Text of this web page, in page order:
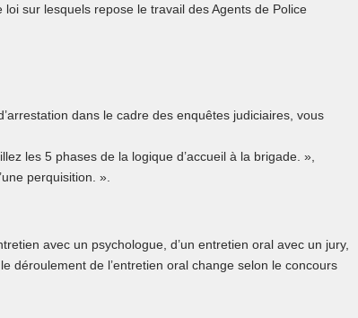
sur lesquels repose le travail des Agents de Police
dans le cadre des enquêtes judiciaires, vous
les 5 phases de la logique d’accueil à la brigade. »,
perquisition. ».
avec un psychologue, d’un entretien oral avec un jury,
déroulement de l’entretien oral change selon le concours